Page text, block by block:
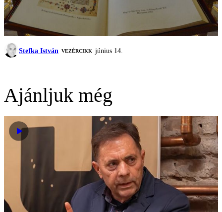
Stefka István VEZÉRCIKK június 14.
Ajánljuk még